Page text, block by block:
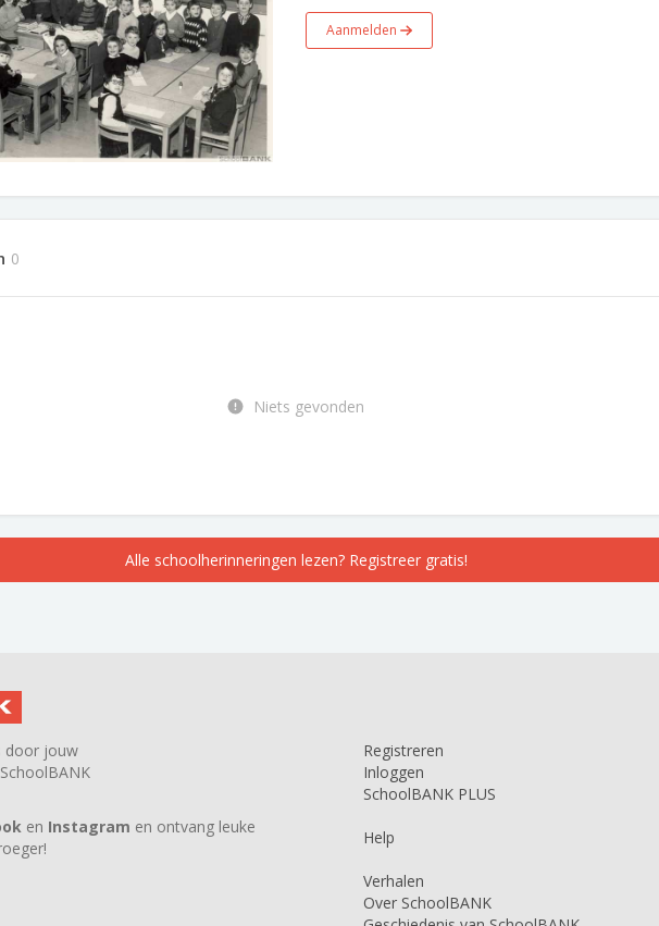
Aanmelden
0
Niets gevonden
Alle schoolherinneringen lezen? Registreer gratis!
door jouw
en Instagram en ontvang leuke
Registreren
Inloggen
SchoolBANK PLUS
Help
Verhalen
Over SchoolBANK